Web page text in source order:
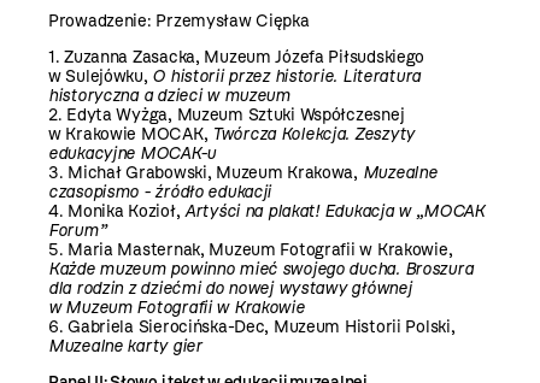
Prowadzenie: Przemysław Ciępka
1. Zuzanna Zasacka, Muzeum Józefa Piłsudskiego
w Sulejówku, O historii przez historie. Literatura
historyczna a dzieci w muzeum
2. Edyta Wyżga, Muzeum Sztuki Współczesnej
w Krakowie MOCAK, Twórcza Kolekcja. Zeszyty
edukacyjne MOCAK-u
3. Michał Grabowski, Muzeum Krakowa, Muzealne
czasopismo - źródło edukacji
4. Monika Kozioł, Artyści na plakat! Edukacja w „MOCAK
Forum”
5. Maria Masternak, Muzeum Fotografii w Krakowie,
Każde muzeum powinno mieć swojego ducha. Broszura
dla rodzin z dziećmi do nowej wystawy głównej
w Muzeum Fotografii w Krakowie
6. Gabriela Sierocińska-Dec, Muzeum Historii Polski,
Muzealne karty gier